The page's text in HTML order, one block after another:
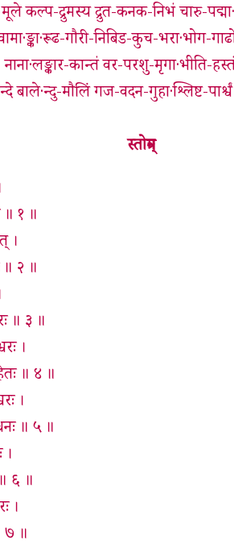
मूले कल्प-द्रुमस्य द्रुत-कनक-निभं चारु-
गौरी-निबिड-कुच-भरा·भोग-
नाना·लङ्कार-कान्तं वर-परशु-मृगा·भीति-
बाले·न्दु-मौलिं गज-वदन-गुहा·श्लिष्ट-
स्तोत्रम्
॥ १ ॥
।
॥ २ ॥
॥ ३ ॥
।
॥ ४ ॥
।
॥ ५ ॥
।
६ ॥
।
७ ॥